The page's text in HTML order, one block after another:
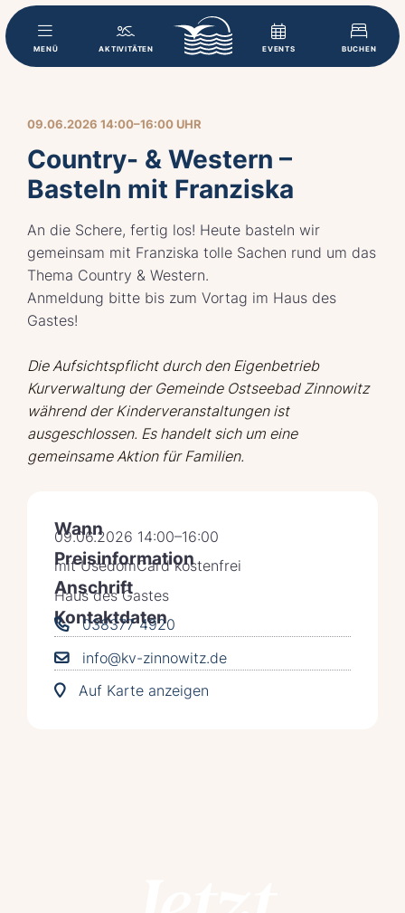
MENÜ AKTIVITÄTEN EVENTS BUCHEN
09.06.2026 14:00–16:00 UHR
Country- & Western –
Basteln mit Franziska
An die Schere, fertig los! Heute basteln wir
gemeinsam mit Franziska tolle Sachen rund um das
Thema Country & Western.
Anmeldung bitte bis zum Vortag im Haus des
Gastes!
Die Aufsichtspflicht durch den Eigenbetrieb
Kurverwaltung der Gemeinde Ostseebad Zinnowitz
während der Kinderveranstaltungen ist
ausgeschlossen. Es handelt sich um eine
gemeinsame Aktion für Familien.
Wann
09.06.2026 14:00–16:00
Preisinformation
mit UsedomCard kostenfrei
Anschrift
Haus des Gastes
Kontaktdaten
038377 4920
info@kv-zinnowitz.de
Auf Karte anzeigen